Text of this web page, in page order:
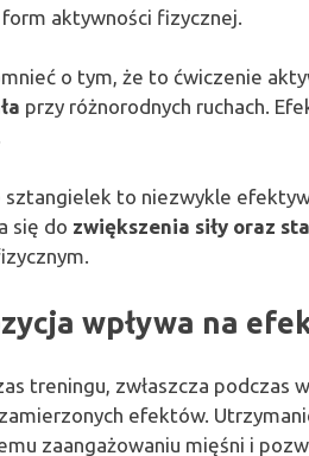
aktywności fizycznej.
o tym, że to ćwiczenie
przy różnorodnych ruchach.
sztangielek to niezwykle
się do zwiększenia siły oraz
wpływa na
treningu, zwłaszcza podczas
efektów.
zaangażowaniu mięśni i